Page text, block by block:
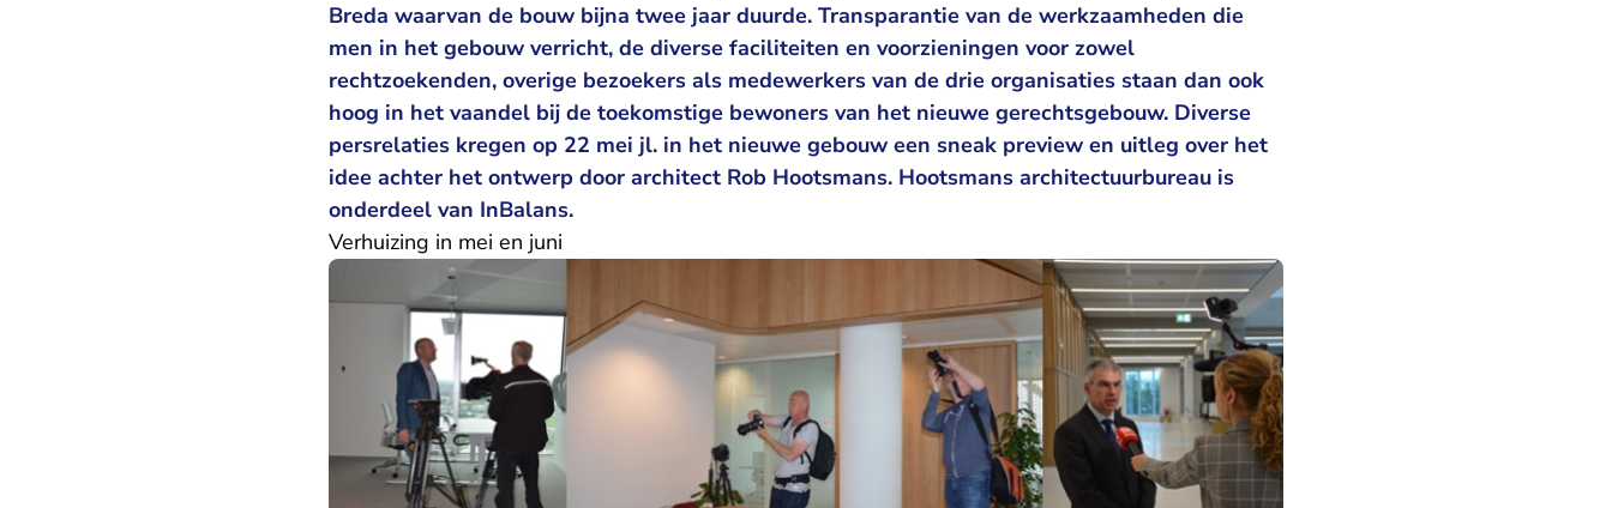
Breda waarvan de bouw bijna twee jaar duurde. Transparantie van de werkzaamheden die
men in het gebouw verricht, de diverse faciliteiten en voorzieningen voor zowel
rechtzoekenden, overige bezoekers als medewerkers van de drie organisaties staan dan ook
hoog in het vaandel bij de toekomstige bewoners van het nieuwe gerechtsgebouw. Diverse
persrelaties kregen op 22 mei jl. in het nieuwe gebouw een sneak preview en uitleg over het
idee achter het ontwerp door architect Rob Hootsmans. Hootsmans architectuurbureau is
onderdeel van InBalans.
Verhuizing in mei en juni